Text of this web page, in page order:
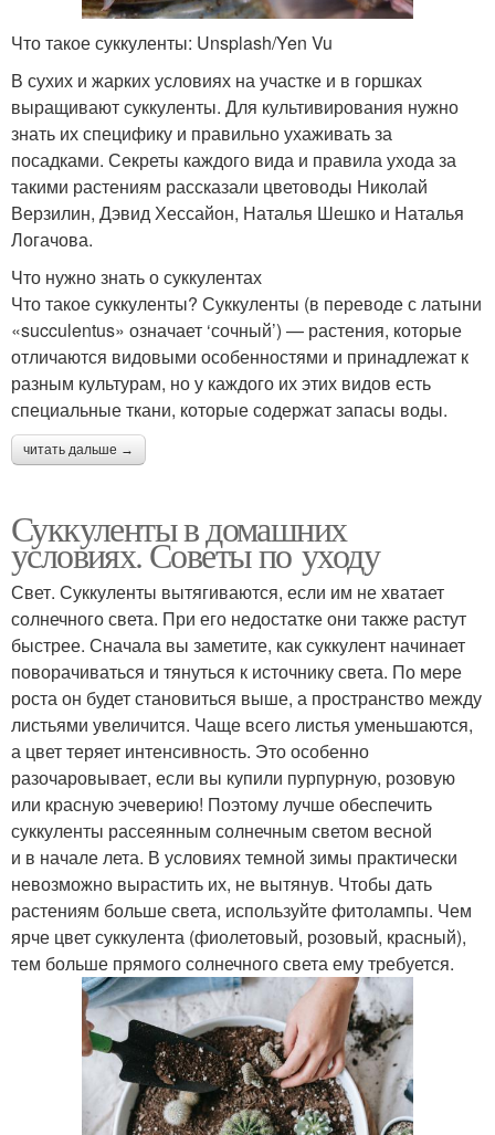
Что такое суккуленты: Unsplash/Yen Vu
В сухих и жарких условиях на участке и в горшках
выращивают суккуленты. Для культивирования нужно
знать их специфику и правильно ухаживать за
посадками. Секреты каждого вида и правила ухода за
такими растениям рассказали цветоводы Николай
Верзилин, Дэвид Хессайон, Наталья Шешко и Наталья
Логачова.
Что нужно знать о суккулентах
Что такое суккуленты? Суккуленты (в переводе с латыни
«succulentus» означает ‘сочный’) — растения, которые
отличаются видовыми особенностями и принадлежат к
разным культурам, но у каждого их этих видов есть
специальные ткани, которые содержат запасы воды.
читать дальше →
Суккуленты в домашних
условиях. Советы по уходу
Свет. Суккуленты вытягиваются, если им не хватает
солнечного света. При его недостатке они также растут
быстрее. Сначала вы заметите, как суккулент начинает
поворачиваться и тянуться к источнику света. По мере
роста он будет становиться выше, а пространство между
листьями увеличится. Чаще всего листья уменьшаются,
а цвет теряет интенсивность. Это особенно
разочаровывает, если вы купили пурпурную, розовую
или красную эчеверию! Поэтому лучше обеспечить
суккуленты рассеянным солнечным светом весной
и в начале лета. В условиях темной зимы практически
невозможно вырастить их, не вытянув. Чтобы дать
растениям больше света, используйте фитолампы. Чем
ярче цвет суккулента (фиолетовый, розовый, красный),
тем больше прямого солнечного света ему требуется.